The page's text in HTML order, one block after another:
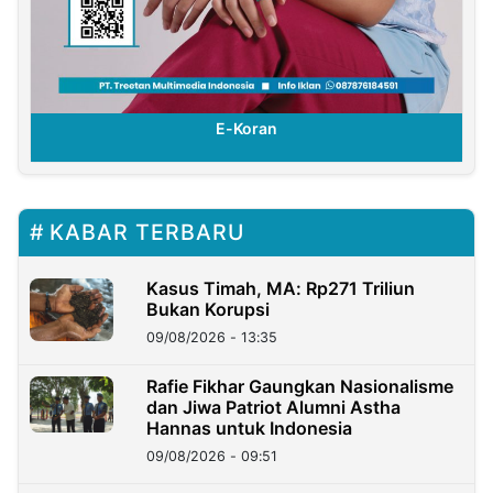
E-Koran
KABAR TERBARU
Kasus Timah, MA: Rp271 Triliun
Bukan Korupsi
09/08/2026 - 13:35
Rafie Fikhar Gaungkan Nasionalisme
dan Jiwa Patriot Alumni Astha
Hannas untuk Indonesia
09/08/2026 - 09:51